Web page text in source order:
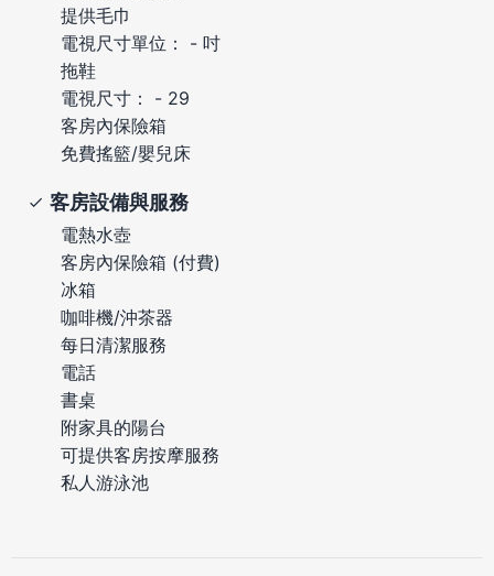
提供毛巾
電視尺寸單位： - 吋
拖鞋
電視尺寸： - 29
客房內保險箱
免費搖籃/嬰兒床
客房設備與服務
電熱水壺
客房內保險箱 (付費)
冰箱
咖啡機/沖茶器
每日清潔服務
電話
書桌
附家具的陽台
可提供客房按摩服務
私人游泳池